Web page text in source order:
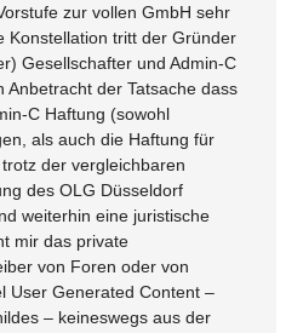
zur vollen GmbH sehr
Konstellation tritt der Gründer
Gesellschafter und Admin-C
Anbetracht der Tatsache dass
C Haftung (sowohl
als auch die Haftung für
der vergleichbaren
des OLG Düsseldorf
weiterhin eine juristische
mir das private
von Foren oder von
User Generated Content –
– keineswegs aus der